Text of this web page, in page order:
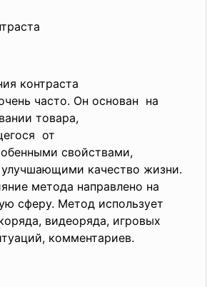
контраста
часто. Он основан на
товара,
от
свойствами,
улучшающими качество жизни.
метода направлено на
сферу. Метод использует
видеоряда, игровых
комментариев.